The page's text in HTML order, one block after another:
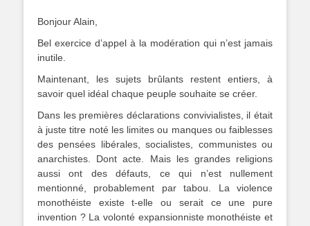
Bonjour Alain,
Bel exercice d’appel à la modération qui n’est jamais
inutile.
Maintenant, les sujets brûlants restent entiers, à
savoir quel idéal chaque peuple souhaite se créer.
Dans les premières déclarations convivialistes, il était
à juste titre noté les limites ou manques ou faiblesses
des pensées libérales, socialistes, communistes ou
anarchistes. Dont acte. Mais les grandes religions
aussi ont des défauts, ce qui n’est nullement
mentionné, probablement par tabou. La violence
monothéiste existe t-elle ou serait ce une pure
invention ? La volonté expansionniste monothéiste et